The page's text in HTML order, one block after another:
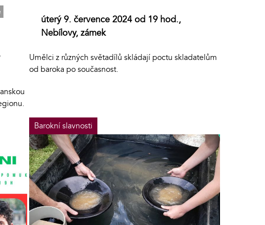
úterý 9. července 2024 od 19 hod.,
Nebílovy, zámek
Umělci z různých světadílů skládají poctu skladatelům
od baroka po současnost.
Barokní slavnosti